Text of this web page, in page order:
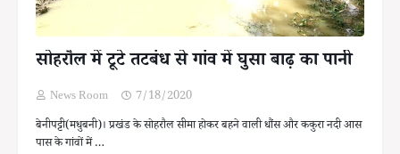
सोहरौल में टूटे तटबंध से गांव में घुसा बाढ़ का पानी
News Room
7/18/2020
बेनीपट्टी(मधुबनी)। प्रखंड के सोहरौल सीमा होकर बहने वाली धौंस और ककुरा नदी आस
पास के गांवों में …